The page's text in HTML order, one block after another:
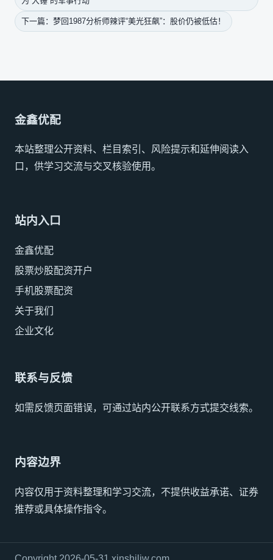
下一篇：梦回1987分析师辣评“美光狂飙”：股价仍被低估！
金鑫优配
本站整理公开资料、栏目索引、风险提示和延伸阅读入
口，供学习交流与交叉核验使用。
站内入口
金鑫优配
股票炒股配资开户
手机股票配资
关于我们
企业文化
联系与反馈
如需反馈页面错误，可通过站内公开联系方式提交线索。
内容边界
内容仅用于资料整理和学习交流，不提供收益承诺、证券
推荐或具体操作指令。